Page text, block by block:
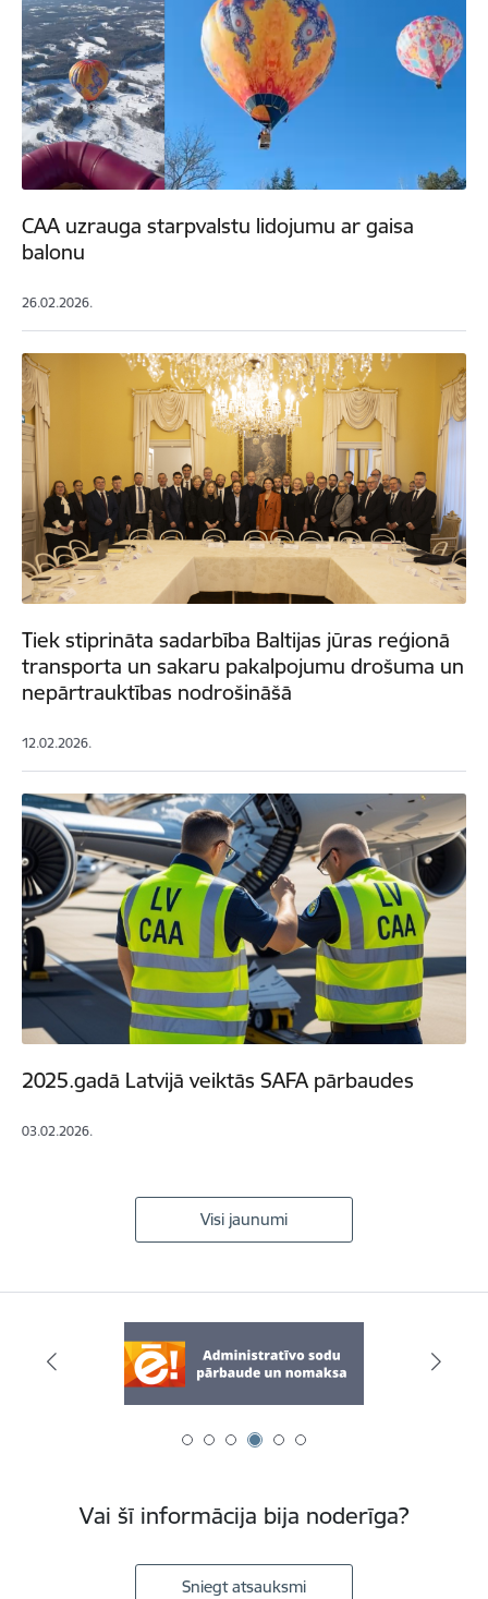
CAA uzrauga starpvalstu lidojumu ar gaisa
balonu
26.02.2026.
Tiek stiprināta sadarbība Baltijas jūras reģionā
transporta un sakaru pakalpojumu drošuma un
nepārtrauktības nodrošināšā
12.02.2026.
2025.gadā Latvijā veiktās SAFA pārbaudes
03.02.2026.
Visi jaunumi
Vai šī informācija bija noderīga?
Sniegt atsauksmi